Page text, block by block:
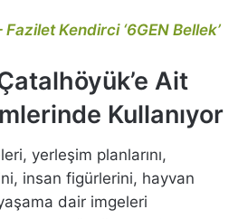
Kendirci ‘6GEN Bellek’
Ait
Kullanıyor
yerleşim planlarını,
insan figürlerini, hayvan
dair imgeleri